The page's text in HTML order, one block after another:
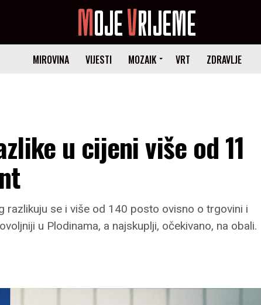
MIROVINA VIJESTI MOZAIK VRT ZDRAVLJE
u cijeni više od 11
razlikuju se i više od 140 posto ovisno o trgovini i
u Plodinama, a najskuplji, očekivano, na obali.